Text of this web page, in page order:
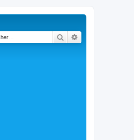
Rechercher